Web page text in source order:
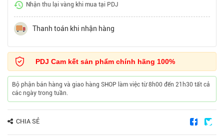
Nhận thu lại vàng khi mua tại PDJ
Thanh toán khi nhận hàng
PDJ Cam kết sản phẩm chính hãng 100%
Bộ phận bán hàng và giao hàng SHOP làm việc từ 8h00 đến 21h30 tất cả
các ngày trong tuần.
CHIA SẺ